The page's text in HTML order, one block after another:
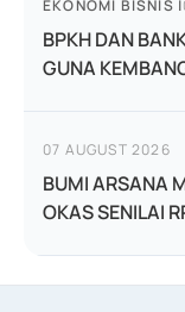
EKONOMI BISNIS |
BPKH DAN
GUNA
07 AUGUST 2026
BUMI ARSANA
OKAS SENILAI